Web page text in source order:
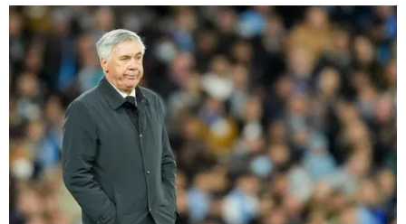
CASAS DE APOSTAS
CÓDIGOS
APPS
RANKINGS
CORINTHIANS
PALMEIRAS
PREMIER LEAGUE
FUTEBOL EUROPEU
FUTEBOL BRASILEIRO